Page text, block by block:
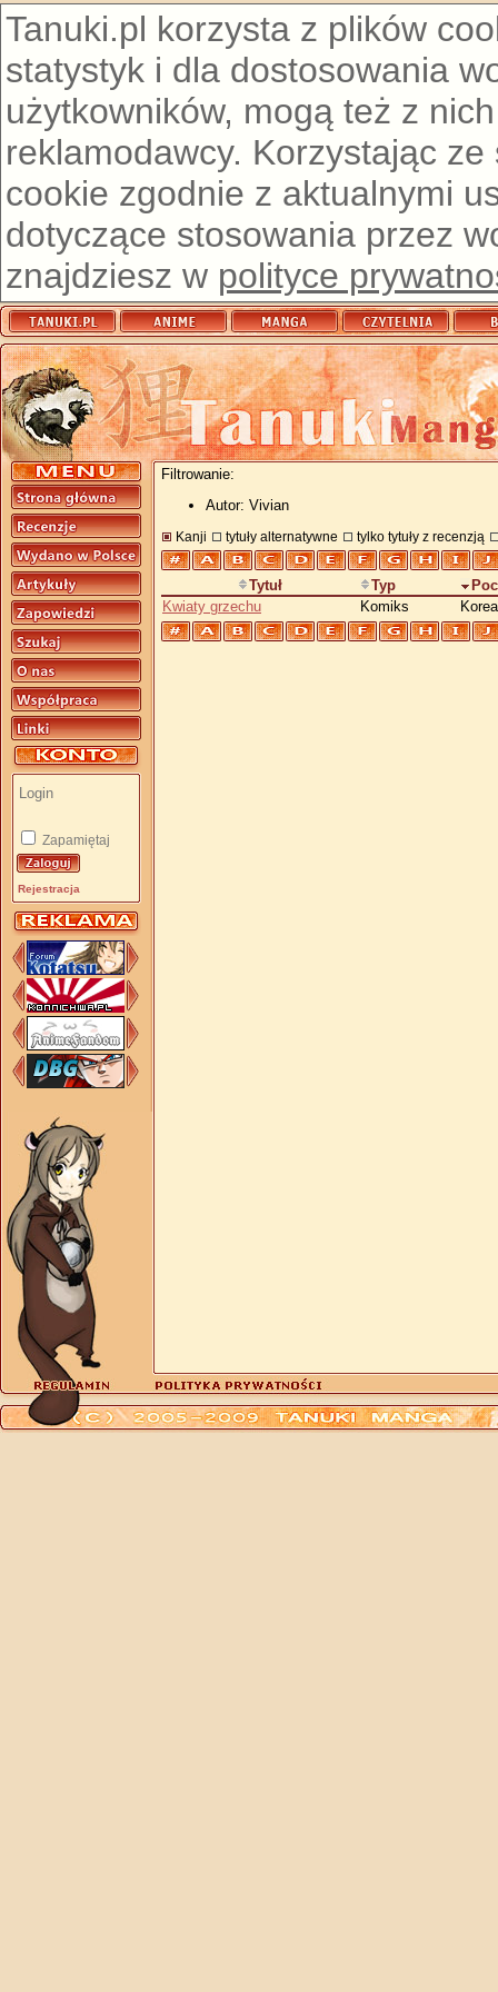
Tanuki.pl korzysta z plików
statystyk i dla dostosowania
użytkowników, mogą też z
reklamodawcy. Korzystając
cookie zgodnie z aktualnymi
dotyczące stosowania przez
znajdziesz w polityce
Zapamiętaj
Rejestracja
Filtrowanie:
Autor: Vivian
Kanji tytuły alternatywne tylko tytuły z recenzją
Tytuł Typ
Kwiaty grzechu
Komiks